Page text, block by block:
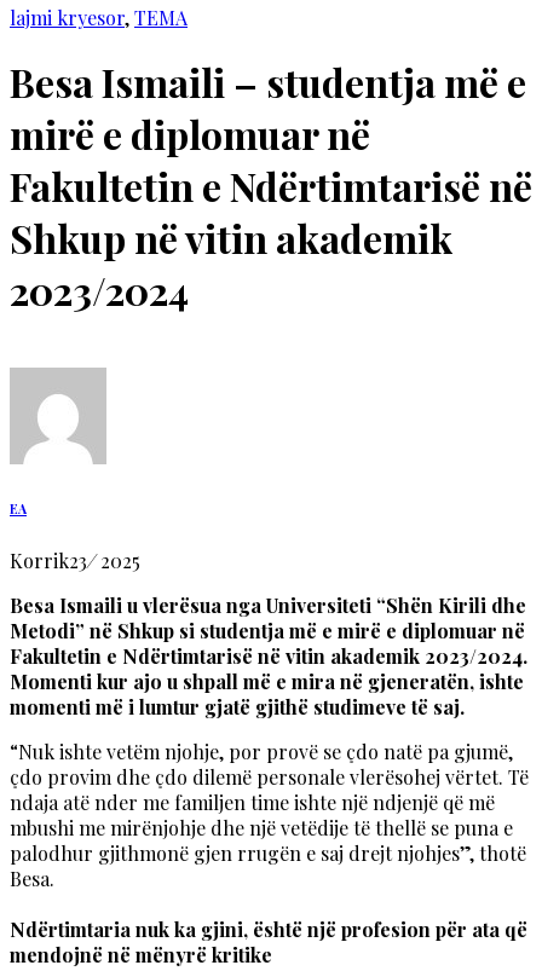
lajmi kryesor,TEMA
Besa Ismaili – studentja më e
mirë e diplomuar në
Fakultetin e Ndërtimtarisë në
Shkup në vitin akademik
2023/2024
EA
Korrik23/2025
Besa Ismaili u vlerësua nga Universiteti “Shën Kirili dhe
Metodi” në Shkup si studentja më e mirë e diplomuar në
Fakultetin e Ndërtimtarisë në vitin akademik 2023/2024.
Momenti kur ajo u shpall më e mira në gjeneratën, ishte
momenti më i lumtur gjatë gjithë studimeve të saj.
“Nuk ishte vetëm njohje, por provë se çdo natë pa gjumë,
çdo provim dhe çdo dilemë personale vlerësohej vërtet. Të
ndaja atë nder me familjen time ishte një ndjenjë që më
mbushi me mirënjohje dhe një vetëdije të thellë se puna e
palodhur gjithmonë gjen rrugën e saj drejt njohjes”, thotë
Besa.
Ndërtimtaria nuk ka gjini, është një profesion për ata që
mendojnë në mënyrë kritike